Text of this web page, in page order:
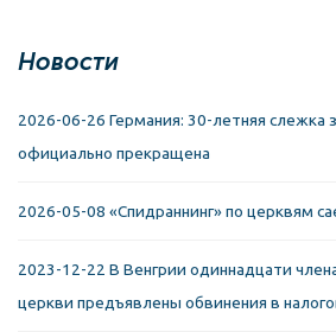
Новости
2026-06-26 Германия: 30-летняя слежка
официально прекращена
2026-05-08 «Спидраннинг» по церквям
2023-12-22 В Венгрии одиннадцати
церкви предъявлены обвинения в